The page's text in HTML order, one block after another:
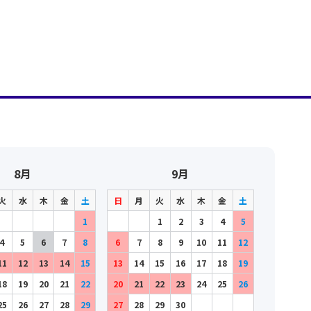
8月
水 木 金
土
1
4
5 6 7
8
12 13 14
15
19 20 21
22
26 27 28 29
9月
日 月 火 水 木 金
土
1
2 3 4
5
6
7 8 9 10 11
12
13
14 15 16 17 18
19
20
21 22 23 24 25
26
27
28 29 30